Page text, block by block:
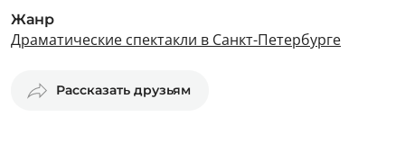
Жанр
Драматические спектакли в Санкт-Петербурге
Рассказать друзьям